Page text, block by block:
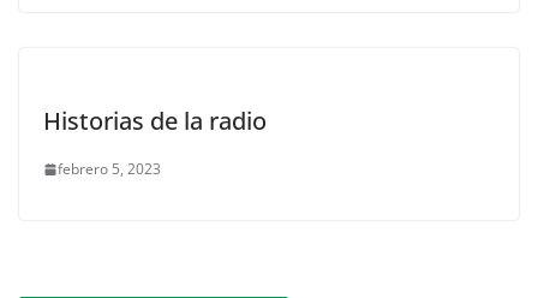
Historias de la radio
febrero 5, 2023